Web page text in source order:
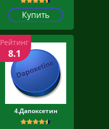
Купить
4.Дапоксетин
Рейтинг
8.1